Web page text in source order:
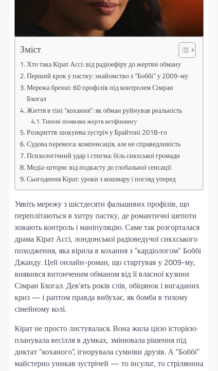
Зміст
Хто така Кірат Ассі: від радіоефіру до жертви обману
Перший крок у пастку: знайомство з “Боббі” у 2009-му
Мережа брехні: 60 профілів під контролем Сімран
Бхогал
Життя в тіні “кохання”: як обман руйнував реальність
Типові помилки жертв кетфішингу
Розкриття: шокуюча зустріч у Брайтоні 2018-го
Судова перемога: компенсація, але не справедливість
Психологічний удар і стигма: біль сикхської громади
Медіа-шторм: від подкасту до глобальної сенсації
Сьогодення Кірат: уроки з кошмару і погляд уперед
Уявіть мережу з шістдесяти фальшивих профілів, що
переплітаються в хитру пастку, де романтичні шепоти
ховають контроль і маніпуляцію. Саме так розгорталася
драма Кірат Ассі, лондонської радіоведучої сикхського
походження, яка вірила в кохання з “кардіологом” Боббі
Джанду. Цей онлайн-роман, що стартував у 2009-му,
виявився витонченим обманом від її власної кузини
Сімран Бхогал. Дев’ять років слів, обіцянок і вигаданих
криз — і раптом правда вибухає, як бомба в тихому
сімейному колі.
Кірат не просто листувалася. Вона жила цією історією:
планувала весілля в думках, змінювала рішення під
диктат “коханого”, ігнорувала сумніви друзів. А “Боббі”
майстерно уникав зустрічей — то інсульт, то стрілянина